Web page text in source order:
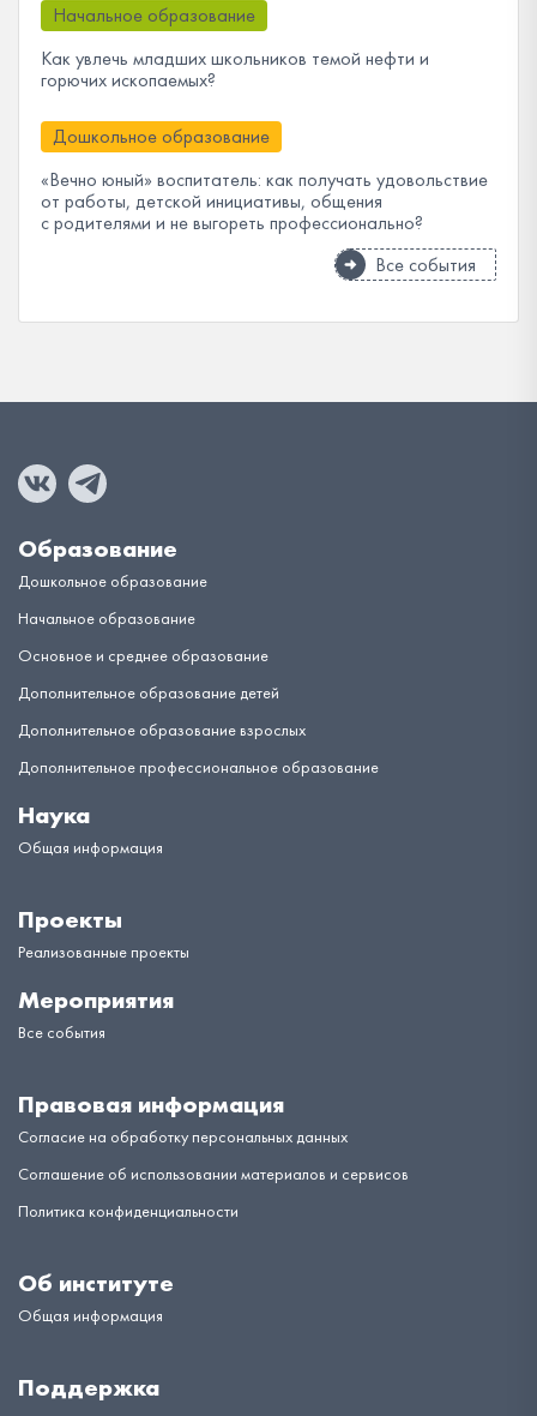
Начальное образование
Как увлечь младших школьников темой нефти и
горючих ископаемых?
Дошкольное образование
«Вечно юный» воспитатель: как получать удовольствие
от работы, детской инициативы, общения
с родителями и не выгореть профессионально?
Все события
Образование
Дошкольное образование
Начальное образование
Основное и среднее образование
Дополнительное образование детей
Дополнительное образование взрослых
Дополнительное профессиональное образование
Наука
Общая информация
Проекты
Реализованные проекты
Мероприятия
Все события
Правовая информация
Согласие на обработку персональных данных
Соглашение об использовании материалов и сервисов
Политика конфиденциальности
Об институте
Общая информация
Поддержка